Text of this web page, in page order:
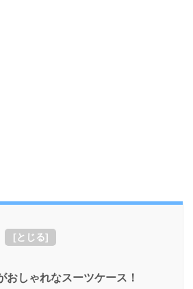
[とじる]
おしゃれなスーツケース！